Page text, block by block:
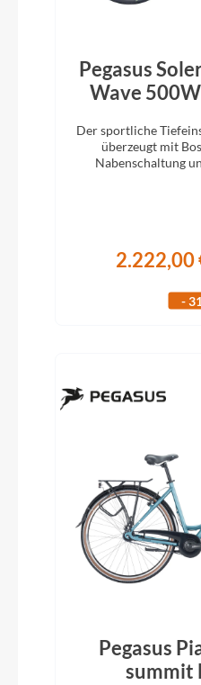
Pegasus
Wave
Der sportliche
überzeugt mit
Nabenschaltung
2.222,00
-
Pegasus
summit